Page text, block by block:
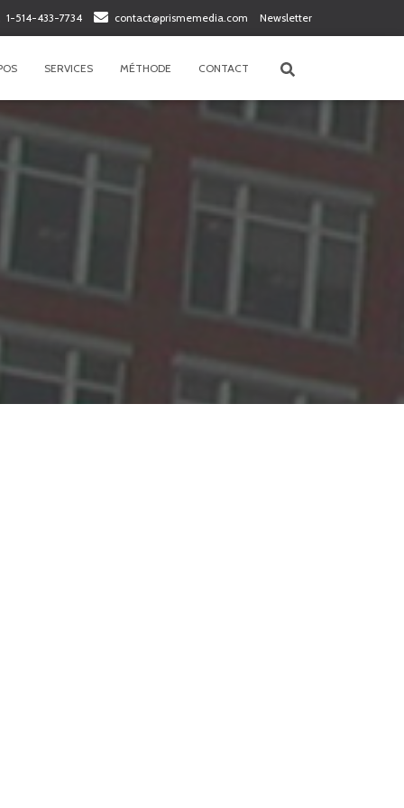
1-514-433-7734 contact@prismemedia.com Newsletter
SERVICES MÉTHODE CONTACT